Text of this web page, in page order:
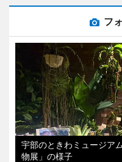
フ
宇部のときわミュージア
物展」の様子